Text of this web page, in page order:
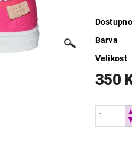
Barva
Velikost
350